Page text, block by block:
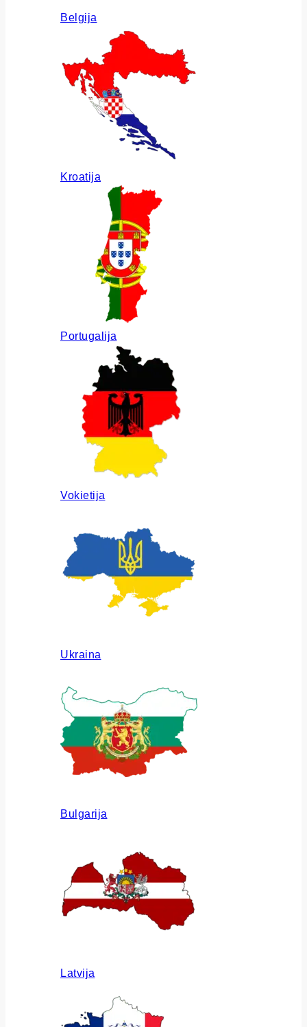
Belgija
Kroatija
Portugalija
Vokietija
Ukraina
Bulgarija
Latvija